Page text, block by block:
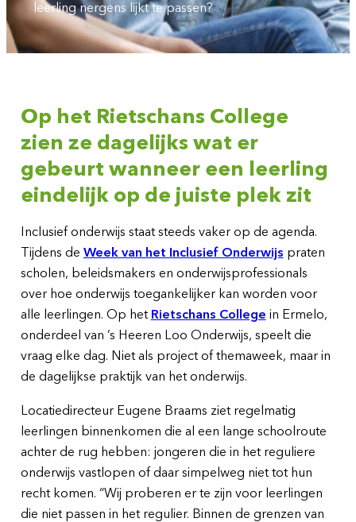
leerling nergens lijkt te passen?
Op het Rietschans College
zien ze dagelijks wat er
gebeurt wanneer een leerling
eindelijk op de juiste plek zit
Inclusief onderwijs staat steeds vaker op de agenda.
Tijdens de Week van het Inclusief Onderwijs praten
scholen, beleidsmakers en onderwijsprofessionals
over hoe onderwijs toegankelijker kan worden voor
alle leerlingen. Op het Rietschans College in Ermelo,
onderdeel van ’s Heeren Loo Onderwijs, speelt die
vraag elke dag. Niet als project of themaweek, maar in
de dagelijkse praktijk van het onderwijs.
Locatiedirecteur Eugene Braams ziet regelmatig
leerlingen binnenkomen die al een lange schoolroute
achter de rug hebben: jongeren die in het reguliere
onderwijs vastlopen of daar simpelweg niet tot hun
recht komen. “Wij proberen er te zijn voor leerlingen
die niet passen in het regulier. Binnen de grenzen van